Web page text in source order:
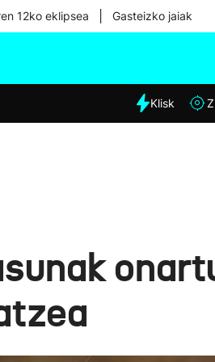
12ko eklipsea Gasteizko jaiak
Eguraldia
Klisk